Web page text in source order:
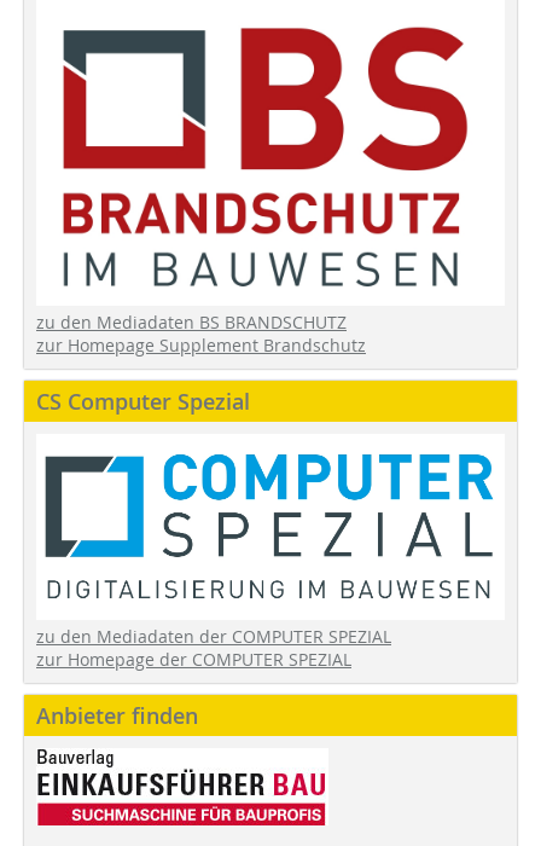
zu den Mediadaten BS BRANDSCHUTZ
zur Homepage Supplement Brandschutz
CS Computer Spezial
zu den Mediadaten der COMPUTER SPEZIAL
zur Homepage der COMPUTER SPEZIAL
Anbieter finden